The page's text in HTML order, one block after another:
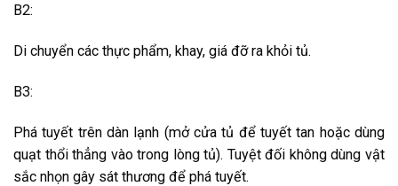
B2:
Di chuyển các thực phẩm, khay, giá đỡ ra khỏi tủ.
B3:
Phá tuyết trên dàn lạnh (mở cửa tủ để tuyết tan hoặc dùng
quạt thổi thẳng vào trong lòng tủ). Tuyệt đối không dùng vật
sắc nhọn gây sát thương để phá tuyết.